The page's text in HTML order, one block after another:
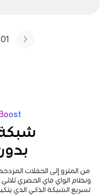
01
ونظام الواي فاي الحصري
تسريع الشبكة الذكي الذي